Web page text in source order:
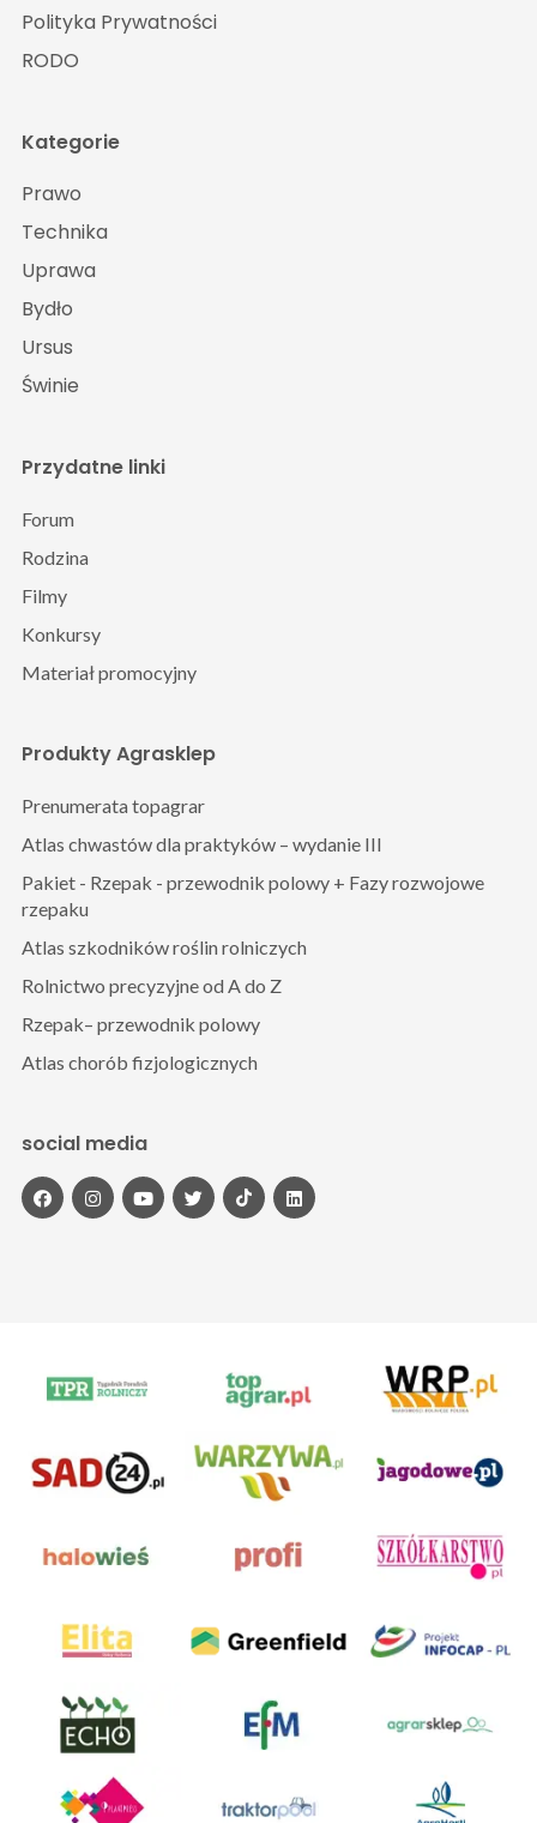
Polityka Prywatności
RODO
Kategorie
Prawo
Technika
Uprawa
Bydło
Ursus
Świnie
Produkty Agrasklep
Prenumerata topagrar
Atlas chwastów dla praktyków – wydanie III
Pakiet - Rzepak - przewodnik polowy + Fazy rozwojowe
rzepaku
Atlas szkodników roślin rolniczych
Rolnictwo precyzyjne od A do Z
Rzepak– przewodnik polowy
Atlas chorób fizjologicznych
Przydatne linki
Forum
Rodzina
Filmy
Konkursy
Materiał promocyjny
social media